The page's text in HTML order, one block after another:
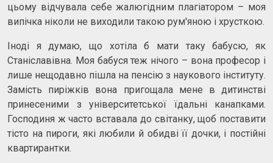
цьому відчувала себе жалюгідним плагіатором – моя
випічка ніколи не виходили такою рум'яною і хрусткою.
Іноді я думаю, що хотіла б мати таку бабусю, як
Станіславівна. Моя бабуся теж нічого – вона професор і
лише нещодавно пішла на пенсію з наукового інституту.
Замість пиріжків вона пригощала мене в дитинстві
принесеними з університетської їдальні канапками.
Господиня ж часто вставала до світанку, щоб поставити
тісто на пироги, які любили й обидві її дочки, і постійні
квартирантки.